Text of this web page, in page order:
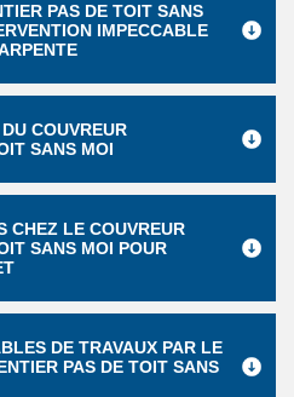
PAS DE TOIT SANS
IMPECCABLE
COUVREUR
SANS MOI
CHEZ LE COUVREUR
SANS MOI POUR
DE TRAVAUX PAR LE
PAS DE TOIT SANS